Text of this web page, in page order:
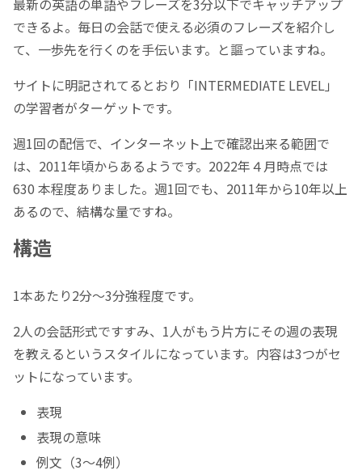
できるよ。毎日の会話で使える必須のフレーズを紹介し
て、一歩先を行くのを手伝います。と謳っていますね。
サイトに明記されてるとおり「INTERMEDIATE LEVEL」
の学習者がターゲットです。
週1回の配信で、インターネット上で確認出来る範囲で
は、2011年頃からあるようです。2022年４月時点では
630 本程度ありました。週1回でも、2011年から10年以上
あるので、結構な量ですね。
構造
1本あたり2分～3分強程度です。
2人の会話形式ですすみ、1人がもう片方にその週の表現
を教えるというスタイルになっています。内容は3つがセ
ットになっています。
表現
表現の意味
例文（3～4例）